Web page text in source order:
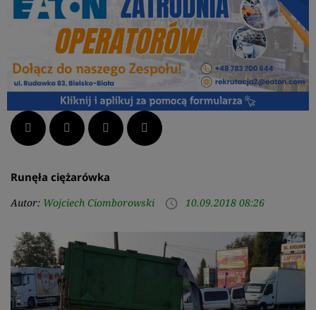
Facebook Twitter LinkedIn Pinterest
Runęła ciężarówka
Autor: Wojciech Ciomborowski access_time 10.09.2018 08:26